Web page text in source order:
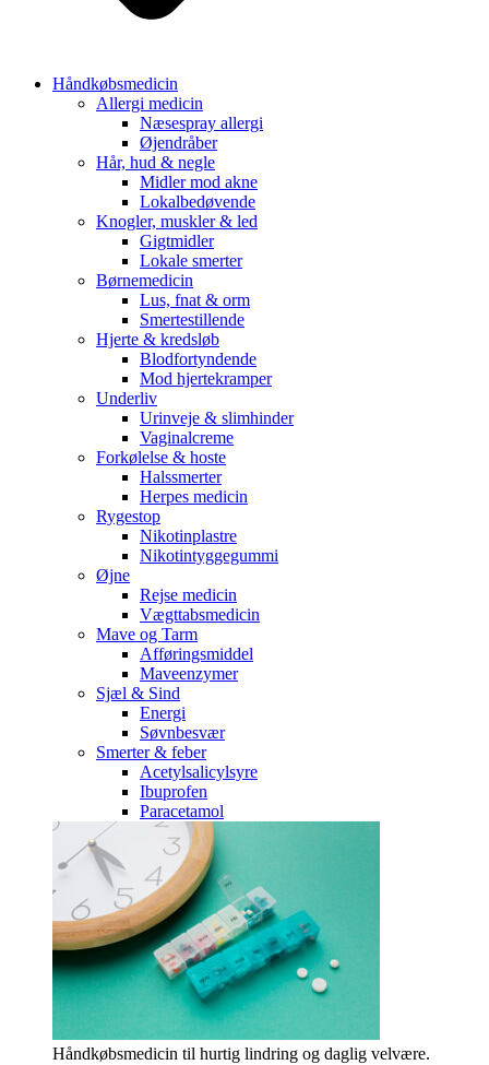
Håndkøbsmedicin
Allergi medicin
Næsespray allergi
Øjendråber
Hår, hud & negle
Midler mod akne
Lokalbedøvende
Knogler, muskler & led
Gigtmidler
Lokale smerter
Børnemedicin
Lus, fnat & orm
Smertestillende
Hjerte & kredsløb
Blodfortyndende
Mod hjertekramper
Underliv
Urinveje & slimhinder
Vaginalcreme
Forkølelse & hoste
Halssmerter
Herpes medicin
Rygestop
Nikotinplastre
Nikotintyggegummi
Øjne
Rejse medicin
Vægttabsmedicin
Mave og Tarm
Afføringsmiddel
Maveenzymer
Sjæl & Sind
Energi
Søvnbesvær
Smerter & feber
Acetylsalicylsyre
Ibuprofen
Paracetamol
Håndkøbsmedicin til hurtig lindring og daglig velvære.